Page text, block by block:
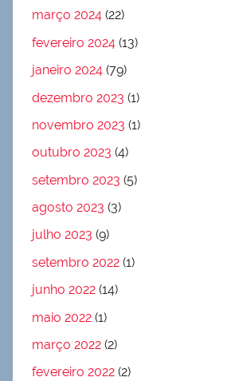
março 2024 (22)
fevereiro 2024 (13)
janeiro 2024 (79)
dezembro 2023 (1)
novembro 2023 (1)
outubro 2023 (4)
setembro 2023 (5)
agosto 2023 (3)
julho 2023 (9)
setembro 2022 (1)
junho 2022 (14)
maio 2022 (1)
março 2022 (2)
fevereiro 2022 (2)